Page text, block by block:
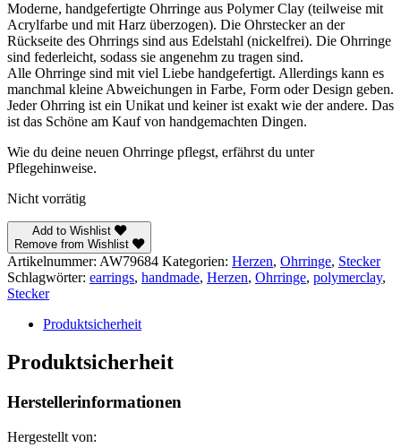
Moderne, handgefertigte Ohrringe aus Polymer Clay (teilweise mit
Acrylfarbe und mit Harz überzogen). Die Ohrstecker an der
Rückseite des Ohrrings sind aus Edelstahl (nickelfrei). Die Ohrringe
sind federleicht, sodass sie angenehm zu tragen sind.
Alle Ohrringe sind mit viel Liebe handgefertigt. Allerdings kann es
manchmal kleine Abweichungen in Farbe, Form oder Design geben.
Jeder Ohrring ist ein Unikat und keiner ist exakt wie der andere. Das
ist das Schöne am Kauf von handgemachten Dingen.
Wie du deine neuen Ohrringe pflegst, erfährst du unter
Pflegehinweise.
Nicht vorrätig
Add to Wishlist
Remove from Wishlist
Artikelnummer: AW79684 Kategorien: Herzen, Ohrringe, Stecker
Schlagwörter: earrings, handmade, Herzen, Ohrringe, polymerclay,
Stecker
Produktsicherheit
Produktsicherheit
Herstellerinformationen
Hergestellt von: